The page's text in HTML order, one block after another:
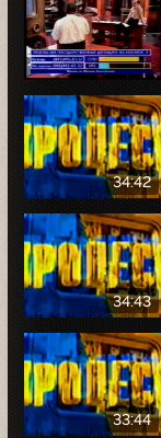
34:42
34:43
33:44